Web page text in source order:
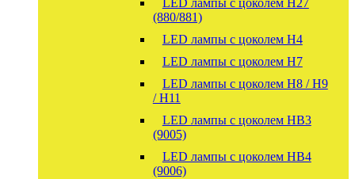
LED лампы с цоколем H27
(880/881)
LED лампы с цоколем H4
LED лампы с цоколем H7
LED лампы с цоколем H8 / H9
/ H11
LED лампы с цоколем HB3
(9005)
LED лампы с цоколем HB4
(9006)